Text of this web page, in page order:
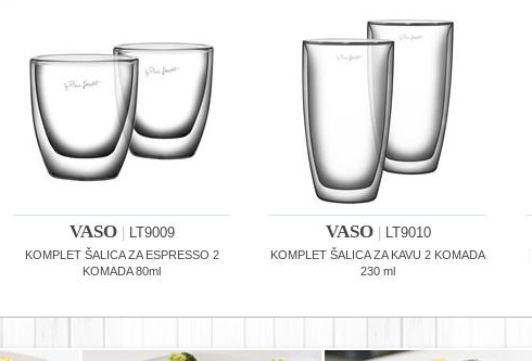
VASO| LT9009
KOMPLET ŠALICA ZA ESPRESSO 2
KOMADA 80ml
VASO| LT9010
KOMPLET ŠALICA ZA KAVU 2 KOMADA
230 ml